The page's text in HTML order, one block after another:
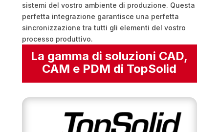
sistemi del vostro ambiente di produzione. Questa
perfetta integrazione garantisce una perfetta
sincronizzazione tra tutti gli elementi del vostro
processo produttivo.
La gamma di soluzioni CAD,
CAM e PDM di TopSolid